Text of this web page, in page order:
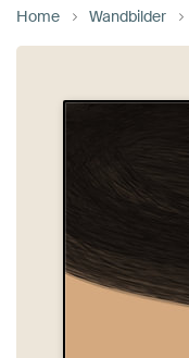
Home Wandbilder